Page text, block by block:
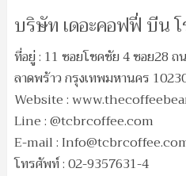
บริษัท เดอะคอฟฟี่ บีน
ที่อยู่ : 11 ซอยโชคชัย 4 ซอย28 ถ
ลาดพร้าว กรุงเทพมหานคร
Website :
Line : @tcbrcoffee.com
E-mail :
โทรศัพท์ : 02-9357631-4